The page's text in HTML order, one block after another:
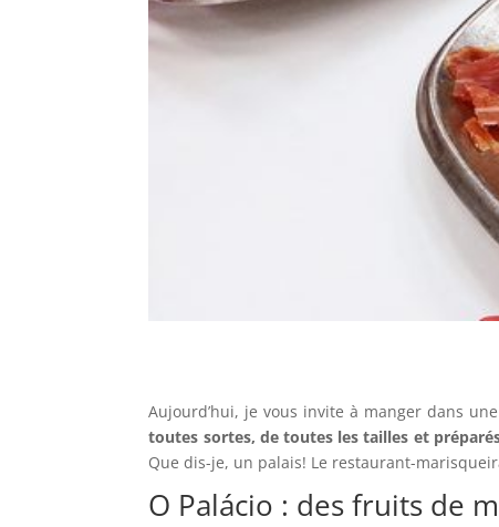
Aujourd’hui, je vous invite à manger dans
toutes sortes, de toutes les tailles et
Que dis-je, un palais! Le restaurant-
O Palácio : des fruits de